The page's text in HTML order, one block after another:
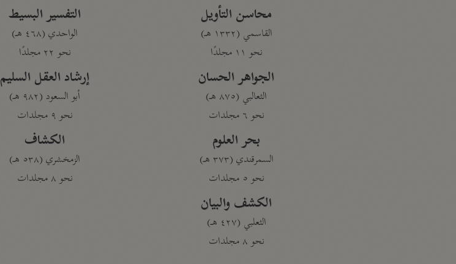
محاسن التأويل
القاسمي (١٣٣٢ هـ)
نحو ١١ مجلدًا
الجواهر الحسان
الثعالبي (٨٧٥ هـ)
نحو ٦ مجلدات
بحر العلوم
السمرقندي (٣٧٣ هـ)
نحو ٥ مجلدات
الكشف والبيان
الثعلبي (٤٢٧ هـ)
نحو ٨ مجلدات
التفسير البسيط
الواحدي (٤٦٨ هـ)
نحو ٢٢ مجلدًا
إرشاد العقل السليم
أبو السعود (٩٨٢ هـ)
نحو ٩ مجلدات
الكشاف
الزمخشري (٥٣٨ هـ)
نحو ٨ مجلدات